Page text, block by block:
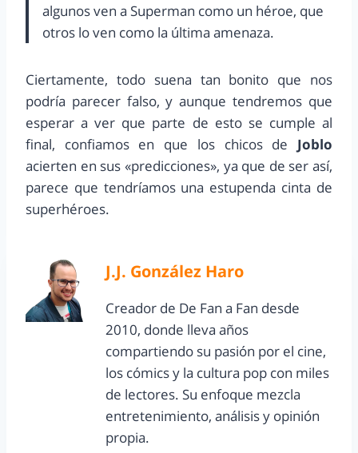
algunos ven a Superman como un héroe, que
otros lo ven como la última amenaza.
Ciertamente, todo suena tan bonito que nos
podría parecer falso, y aunque tendremos que
esperar a ver que parte de esto se cumple al
final, confiamos en que los chicos de Joblo
acierten en sus «predicciones», ya que de ser así,
parece que tendríamos una estupenda cinta de
superhéroes.
J.J. González Haro
Creador de De Fan a Fan desde
2010, donde lleva años
compartiendo su pasión por el cine,
los cómics y la cultura pop con miles
de lectores. Su enfoque mezcla
entretenimiento, análisis y opinión
propia.